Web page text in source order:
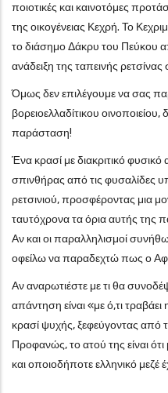
ποιοτικές και καινοτόμες
της οικογένειας Κεχρή. Το
το διάσημο Δάκρυ του Πεύκου
ανάδειξη της ταπεινής
Όμως δεν επιλέγουμε να σας
βορειοελλαδίτικου οινοποιείου,
παράσταση!
Ένα κρασί με διακριτικό
σπινθήρας από τις φυσαλίδες
ρετσινιού, προσφέροντας μια
ταυτόχρονα τα όρια αυτής της
Αν και οι παραλληλισμοί
οφείλω να παραδεχτώ πως ο
Αν αναρωτιέστε με τι θα
απάντηση είναι «με ό,τι τραβάει
κρασί ψυχής, ξεφεύγοντας από
Προφανώς, το ατού της είναι
και οποιοδήποτε ελληνικό μεζέ